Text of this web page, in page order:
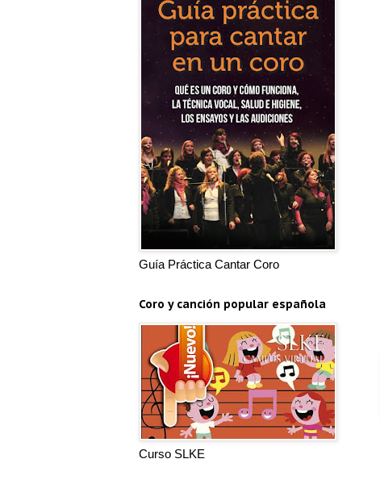
Guía Práctica Cantar Coro
Coro y canción popular española
Curso SLKE